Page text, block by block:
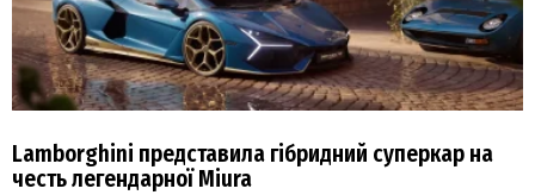
Lamborghini представила гібридний суперкар на
честь легендарної Miura